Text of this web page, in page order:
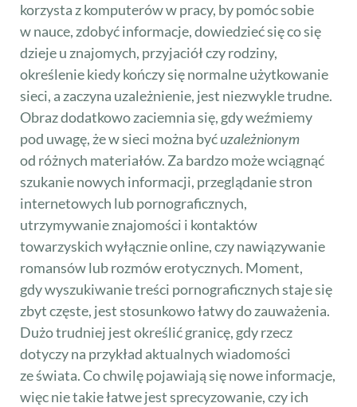
korzysta z komputerów w pracy, by pomóc sobie
w nauce, zdobyć informacje, dowiedzieć się co się
dzieje u znajomych, przyjaciół czy rodziny,
określenie kiedy kończy się normalne użytkowanie
sieci, a zaczyna uzależnienie, jest niezwykle trudne.
Obraz dodatkowo zaciemnia się, gdy weźmiemy
pod uwagę, że w sieci można byćuzależnionym
od różnych materiałów. Za bardzo może wciągnąć
szukanie nowych informacji, przeglądanie stron
internetowych lub pornograficznych,
utrzymywanie znajomości i kontaktów
towarzyskich wyłącznie online, czy nawiązywanie
romansów lub rozmów erotycznych. Moment,
gdy wyszukiwanie treści pornograficznych staje się
zbyt częste, jest stosunkowo łatwy do zauważenia.
Dużo trudniej jest określić granicę, gdy rzecz
dotyczy na przykład aktualnych wiadomości
ze świata. Co chwilę pojawiają się nowe informacje,
więc nie takie łatwe jest sprecyzowanie, czy ich